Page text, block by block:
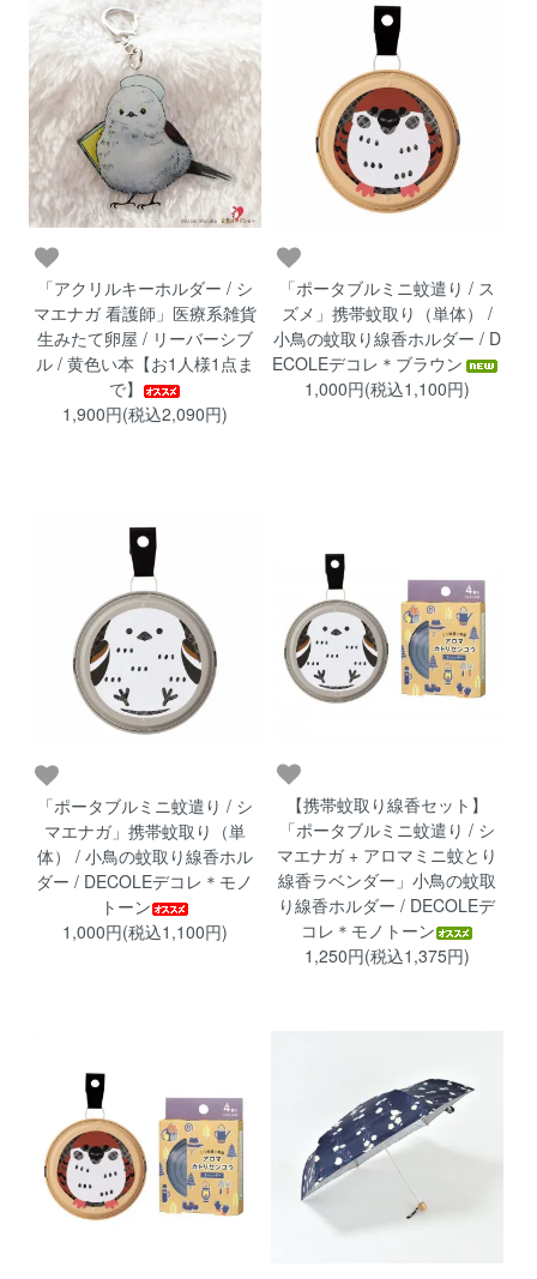
「アクリルキーホルダー / シ
マエナガ 看護師」医療系雑貨
生みたて卵屋 / リーバーシブ
ル / 黄色い本【お1人様1点ま
で】
1,900円(税込2,090円)
「ポータブルミニ蚊遣り / ス
ズメ」携帯蚊取り（単体） /
小鳥の蚊取り線香ホルダー / D
ECOLEデコレ＊ブラウン
1,000円(税込1,100円)
「ポータブルミニ蚊遣り / シ
マエナガ」携帯蚊取り（単
体） / 小鳥の蚊取り線香ホル
ダー / DECOLEデコレ＊モノ
トーン
1,000円(税込1,100円)
【携帯蚊取り線香セット】
「ポータブルミニ蚊遣り / シ
マエナガ + アロマミニ蚊とり
線香ラベンダー」小鳥の蚊取
り線香ホルダー / DECOLEデ
コレ＊モノトーン
1,250円(税込1,375円)